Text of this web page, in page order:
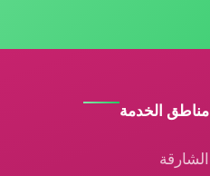
مناطق الخدمة
الشارقة